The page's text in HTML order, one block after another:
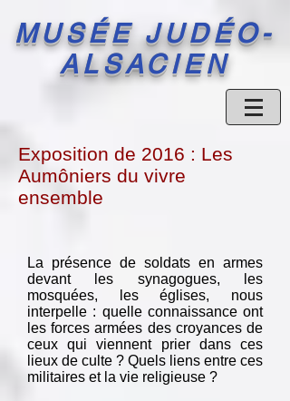
MUSÉE JUDÉO-
ALSACIEN
Exposition de 2016 : Les
Aumôniers du vivre
ensemble
La présence de soldats en armes
devant les synagogues, les
mosquées, les églises, nous
interpelle : quelle connaissance ont
les forces armées des croyances de
ceux qui viennent prier dans ces
lieux de culte ? Quels liens entre ces
militaires et la vie religieuse ?